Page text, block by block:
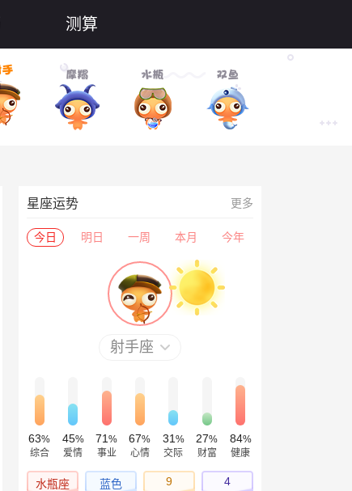
测算
星座运势 更多
今日 明日 一周 本月 今年
射手座
63%
综合
45%
爱情
71%
事业
67%
心情
31 %
交际
27%
财富
84%
健康
水瓶座 蓝色 9 4